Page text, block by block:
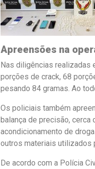
Apreensões na
Nas diligências realizadas
porções de crack, 68
pesando 84 gramas. Ao
Os policiais também
balança de precisão,
acondicionamento de
outros materiais utilizados
De acordo com a Polícia